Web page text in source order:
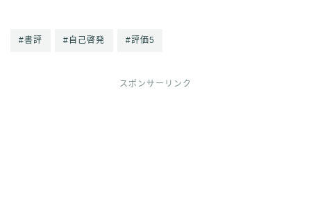
#書評 #自己啓発 #評価5
スポンサーリンク